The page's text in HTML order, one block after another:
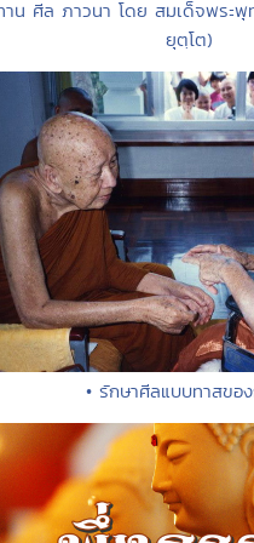
าน ศีล ภาวนา โดย สมเด็จพระพุ
ยุตฺโต)
• รักษาศีลแบบทาสขอ